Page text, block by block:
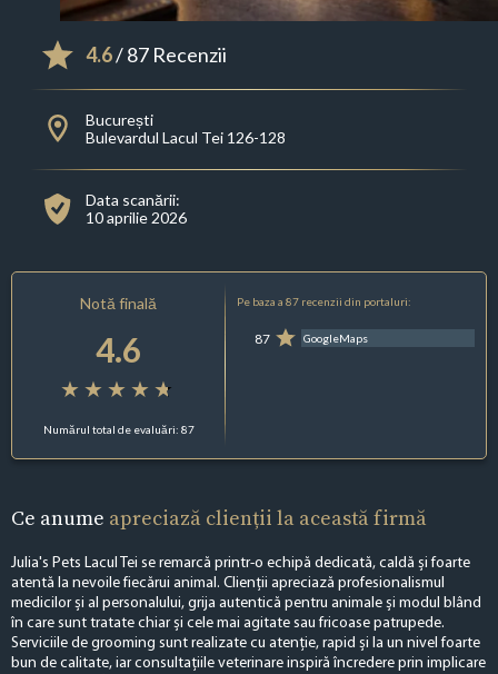
4.6/ 87 Recenzii
București
Bulevardul Lacul Tei 126-128
Data scanării:
10 aprilie 2026
Notă finală
4.6
Numărul total de evaluări: 87
Pe baza a 87 recenzii din portaluri:
87 GoogleMaps
Ce anume apreciază clienții la această firmă
Julia's Pets Lacul Tei se remarcă printr-o echipă dedicată, caldă și foarte
atentă la nevoile fiecărui animal. Clienții apreciază profesionalismul
medicilor și al personalului, grija autentică pentru animale și modul blând
în care sunt tratate chiar și cele mai agitate sau fricoase patrupede.
Serviciile de grooming sunt realizate cu atenție, rapid și la un nivel foarte
bun de calitate, iar consultațiile veterinare inspiră încredere prin implicare